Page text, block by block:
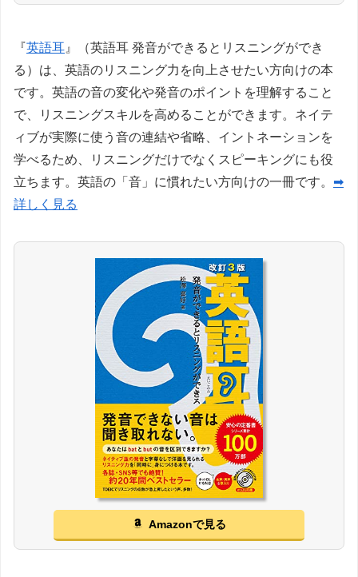
『英語耳 』（英語耳 発音ができるとリスニングができ
る）は、英語のリスニング力を向上させたい方向けの本
です。英語の音の変化や発音のポイントを理解すること
で、リスニングスキルを高めることができます。ネイテ
ィブが実際に使う音の連結や省略、イントネーションを
学べるため、リスニングだけでなくスピーキングにも役
立ちます。英語の「音」に慣れたい方向けの一冊です。 ➡
詳しく見る
Amazonで見る